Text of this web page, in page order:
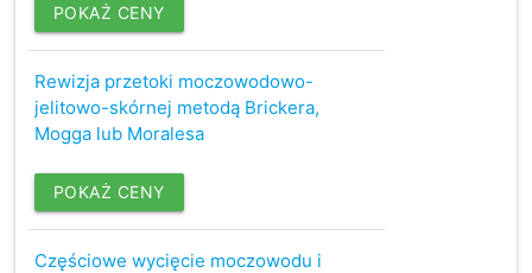
POKAŻ CENY
Rewizja przetoki moczowodowo-
jelitowo-skórnej metodą Brickera,
Mogga lub Moralesa
POKAŻ CENY
Częściowe wycięcie moczowodu i